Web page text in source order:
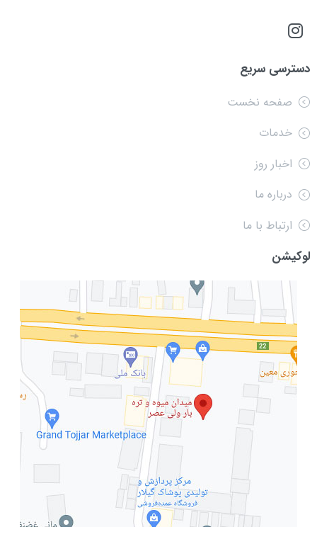
دسترسی سریع
صفحه نخست
خدمات
اخبار روز
درباره ما
ارتباط با ما
لوکیشن